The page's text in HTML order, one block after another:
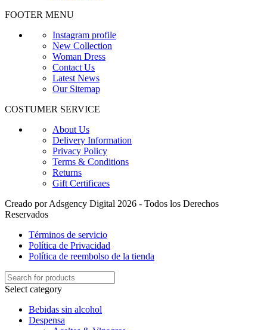
FOOTER MENU
Instagram profile
New Collection
Woman Dress
Contact Us
Latest News
Our Sitemap
COSTUMER SERVICE
About Us
Delivery Information
Privacy Policy
Terms & Conditions
Returns
Gift Certificaes
Creado por Adsgency Digital 2026 - Todos los Derechos
Reservados
Términos de servicio
Política de Privacidad
Política de reembolso de la tienda
Select category
Bebidas sin alcohol
Despensa